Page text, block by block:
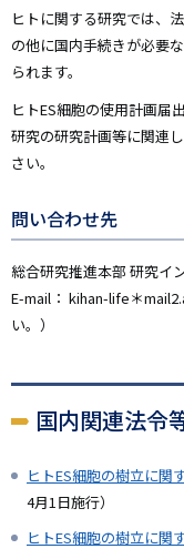
ヒトに関する研究では、
の他に国内手続きが必要
られます。
ヒトES細胞の使用計画届
研究の研究計画等に関連
さい。
問い合わせ先
総合研究推進本部 研究イ
E-mail： kihan-life＊
い。）
国内関連法令
ヒトES細胞の樹立に関
4月1日施行）
ヒトES細胞の樹立に関